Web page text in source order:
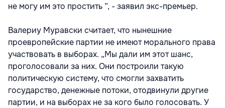
не могу им это простить ”, - заявил экс-премьер.
Валериу Муравски считает, что нынешние
проевропейские партии не имеют морального права
участвовать в выборах. „Мы дали им этот шанс,
проголосовали за них. Они построили такую
политическую систему, что смогли захватить
государство, денежные потоки, отодвинули другие
партии, и на выборах не за кого было голосовать. У